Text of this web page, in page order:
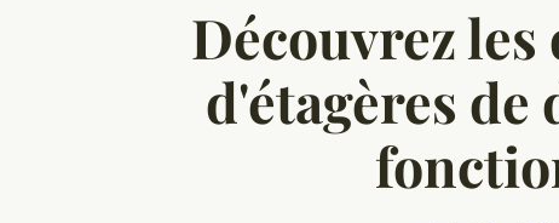
Découvrez
d'étagères de